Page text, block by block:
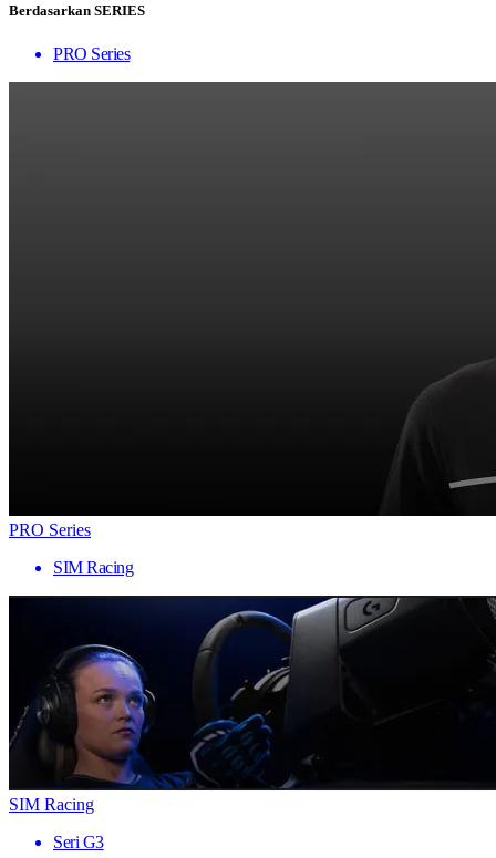
Berdasarkan SERIES
PRO Series
PRO Series
SIM Racing
SIM Racing
Seri G3